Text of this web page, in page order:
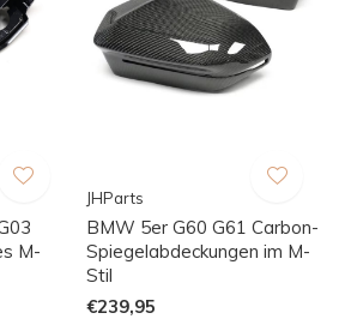
M-
JHParts
BMW 5er G60 G61 Carbon-
Spiegelabdeckungen im M-
Stil
€239,95